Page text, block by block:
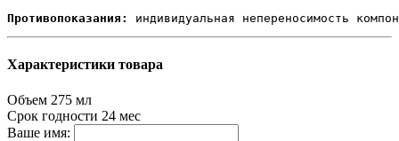
Противопоказания:
индивидуальная непереносимость
Характеристики товара
Объем 275 мл
Срок годности 24 мес
Ваше имя: